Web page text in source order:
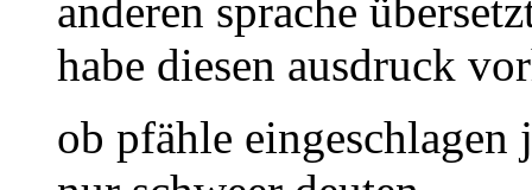
anderen sprache
habe diesen ausdruck
ob pfähle